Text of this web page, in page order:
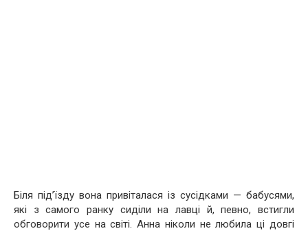
Біля під’їзду вона привіталася із сусідками — бабусями,
які з самого ранку сиділи на лавці й, певно, встигли
обговорити усе на світі. Анна ніколи не любила ці довгі